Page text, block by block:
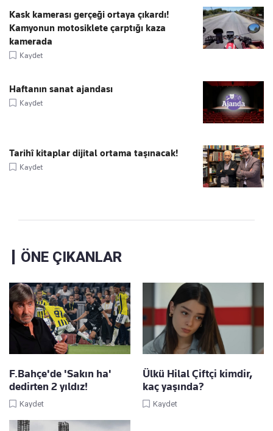
Kask kamerası gerçeği ortaya çıkardı!
Kamyonun motosiklete çarptığı kaza
kamerada
Kaydet
Haftanın sanat ajandası
Kaydet
Tarihî kitaplar dijital ortama taşınacak!
Kaydet
ÖNE ÇIKANLAR
F.Bahçe'de 'Sakın ha'
dedirten 2 yıldız!
Kaydet
Ülkü Hilal Çiftçi kimdir,
kaç yaşında?
Kaydet